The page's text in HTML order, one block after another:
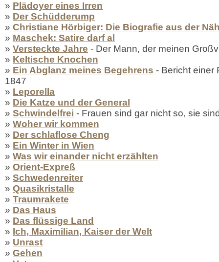
» Plädoyer eines Irren
» Der Schüdderump
» Christiane Hörbiger: Die Biografie aus der
» Maschek: Satire darf al
» Versteckte Jahre - Der Mann, der meinen
» Keltische Knochen
» Ein Abglanz meines Begehrens - Bericht einer
1847
» Leporella
» Die Katze und der General
» Schwindelfrei - Frauen sind gar nicht so, sie
» Woher wir kommen
» Der schlaflose Cheng
» Ein Winter in Wien
» Was wir einander nicht erzählten
» Orient-Expreß
» Schwedenreiter
» Quasikristalle
» Traumrakete
» Das Haus
» Das flüssige Land
» Ich, Maximilian, Kaiser der Welt
» Unrast
» Gehen